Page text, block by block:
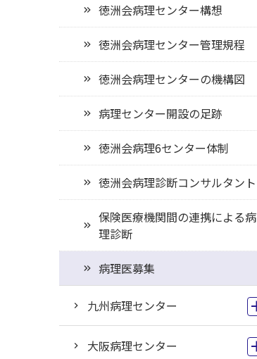
徳洲会病理センター構想
徳洲会病理センター管理規程
徳洲会病理センターの機構図
病理センター開設の足跡
徳洲会病理6センター体制
徳洲会病理診断コンサルタント
保険医療機関間の連携による病
理診断
病理医募集
九州病理センター
大阪病理センター